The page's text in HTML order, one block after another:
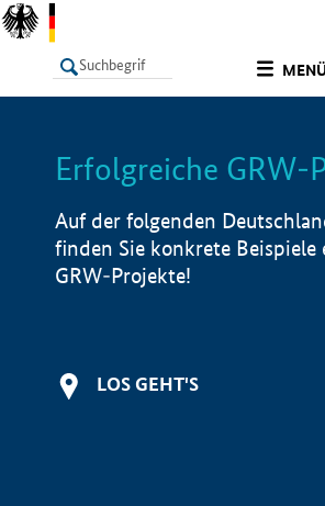
LISTE
Erfolgreiche GRW-
Auf der folgenden
finden Sie konkrete Beispiele
GRW-Projekte!
LOS GEHT'S